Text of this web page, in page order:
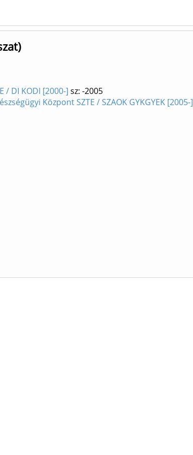
/ DI KODI [2000-] sz: -2005
Központ SZTE / SZAOK GYKGYEK [2005-]